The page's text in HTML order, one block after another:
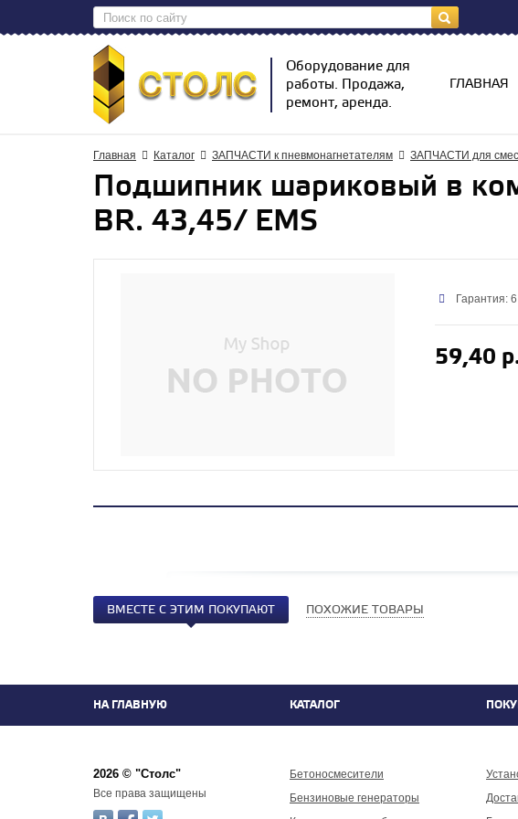
Оборудование для
работы. Продажа,
ремонт, аренда.
ГЛАВНАЯ
Главная Каталог ЗАПЧАСТИ к пневмонагнетателям ЗАПЧАСТИ для
Подшипник шариковый в
BR. 43,45/ EMS
Гарантия:
59,40
ВМЕСТЕ С ЭТИМ ПОКУПАЮТ ПОХОЖИЕ ТОВАРЫ
НА ГЛАВНУЮ КАТАЛОГ
2026 © "Столс"
Все права защищены
Бетоносмесители
Бензиновые генераторы